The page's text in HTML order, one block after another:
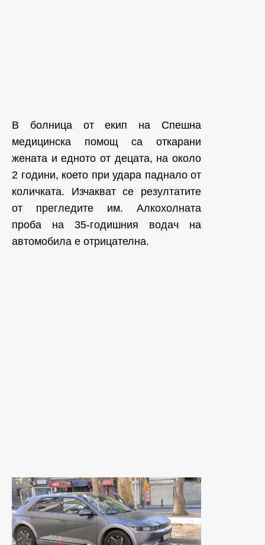
В болница от екип на Спешна
медицинска помощ са откарани
жената и едното от децата, на около
2 години, което при удара паднало от
количката. Изчакват се резултатите
от прегледите им. Алкохолната
проба на 35-годишния водач на
автомобила е отрицателна.